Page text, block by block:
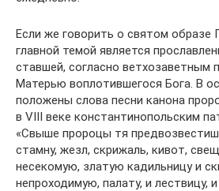
Если же говорить о святом образе
главной темой является
ставшей, согласно ветхозаветным
Матерью воплотившегося Бога. В
положены слова песни канона
в VIII веке константинопольским
«Свыше пророцы тя
стамну, жезл, скрижаль, кивот,
несекомую, златую кадильницу и
непроходимую, палату, и лествицу,